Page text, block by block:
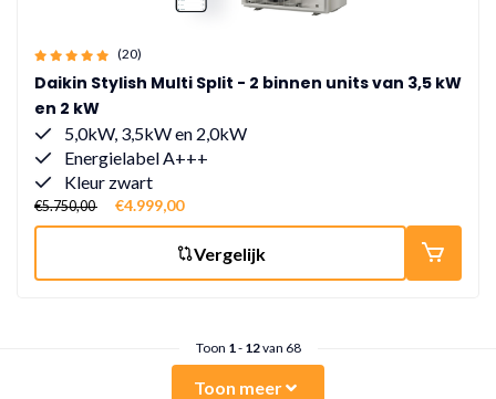
(20)
Daikin Stylish Multi Split - 2 binnen units van 3,5 kW
en 2 kW
5,0kW, 3,5kW en 2,0kW
Energielabel A+++
Kleur zwart
€5.750,00 €4.999,00
Vergelijk
Toon 1- 12van 68
Toon meer